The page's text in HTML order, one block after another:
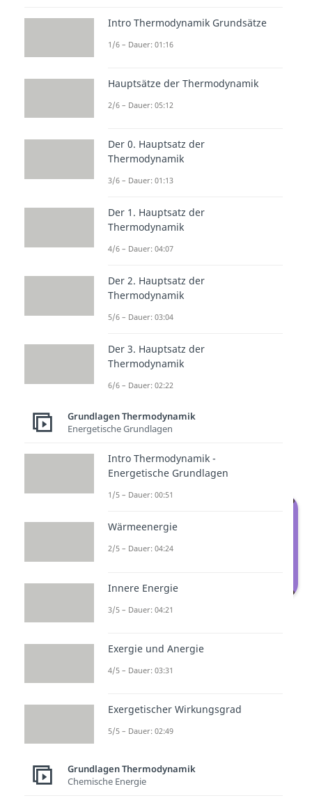
Beispiel
Brausetablettein Wasser
aufgelöst. Beim Auflösen des
Brausepulvers, einem Gemisch
Natriumhydrogencarbonat, wird
die Lösungsenergie für die
Das Wasser kühlt sich bei diesem
Vorgang etwas ab.
Wärme aus der Umgebung
aufgenommen
ist damit endotherm.
Graphisch lässt sich die
darstellen:
Energiediagramm: Endotherme
Auf derY-Achse
während dieX-Achseden
Reaktionsweg beschreibt.
Ausgangsstoffe
Intro Thermodynamik Grundsätze
1/6 – Dauer: 01:16
Hauptsätze der Thermodynamik
2/6 – Dauer: 05:12
Der 0. Hauptsatz der
Thermodynamik
3/6 – Dauer: 01:13
Der 1. Hauptsatz der
Thermodynamik
4/6 – Dauer: 04:07
Der 2. Hauptsatz der
Thermodynamik
5/6 – Dauer: 03:04
Der 3. Hauptsatz der
Thermodynamik
6/6 – Dauer: 02:22
Grundlagen Thermodynamik
Energetische Grundlagen
Intro Thermodynamik -
Energetische Grundlagen
1/5 – Dauer: 00:51
Wärmeenergie
2/5 – Dauer: 04:24
Innere Energie
3/5 – Dauer: 04:21
Exergie und Anergie
4/5 – Dauer: 03:31
Exergetischer Wirkungsgrad
5/5 – Dauer: 02:49
Grundlagen Thermodynamik
Chemische Energie